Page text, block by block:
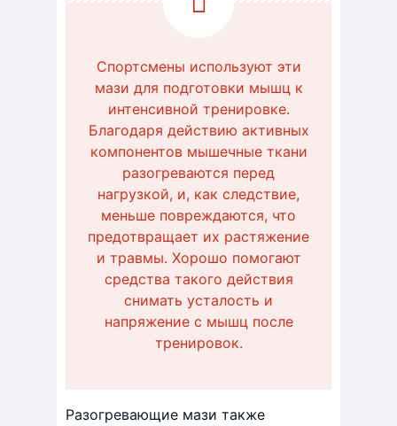
Спортсмены используют эти
мази для подготовки мышц к
интенсивной тренировке.
Благодаря действию активных
компонентов мышечные ткани
разогреваются перед
нагрузкой, и, как следствие,
меньше повреждаются, что
предотвращает их растяжение
и травмы. Хорошо помогают
средства такого действия
снимать усталость и
напряжение с мышц после
тренировок.
Разогревающие мази также